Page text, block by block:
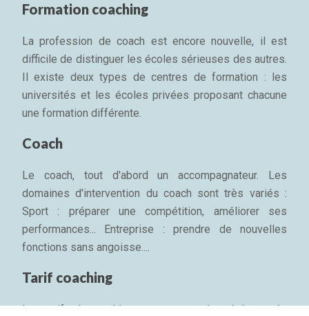
Formation coaching
La profession de coach est encore nouvelle, il est
difficile de distinguer les écoles sérieuses des autres.
Il existe deux types de centres de formation : les
universités et les écoles privées proposant chacune
une formation différente.
Coach
Le coach, tout d'abord un accompagnateur. Les
domaines d'intervention du coach sont très variés :
Sport : préparer une compétition, améliorer ses
performances... Entreprise : prendre de nouvelles
fonctions sans angoisse....
Tarif coaching
Les tarifs du coaching ne sont pas plus réglementés